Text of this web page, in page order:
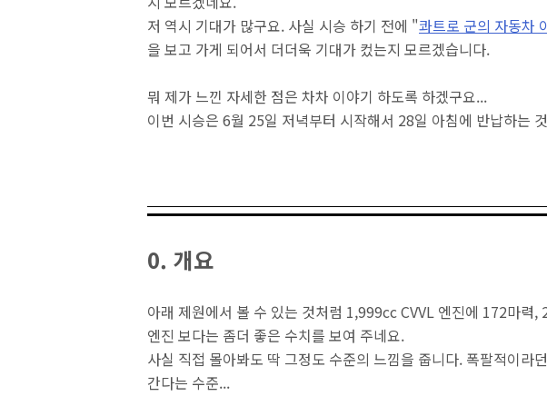
저 역시 기대가 많구요. 사실 시승 하기 전에 "콰트로 군의 자동차
을 보고 가게 되어서 더더욱 기대가 컸는지 모르겠습니다.
뭐 제가 느낀 자세한 점은 차차 이야기 하도록 하겠구요...
이번 시승은 6월 25일 저녁부터 시작해서 28일 아침에 반납하는
0. 개요
아래 제원에서 볼 수 있는 것처럼 1,999cc CVVL 엔진에 172마력
엔진 보다는 좀더 좋은 수치를 보여 주네요.
사실 직접 몰아봐도 딱 그정도 수준의 느낌을 줍니다. 폭팔적이라
간다는 수준...